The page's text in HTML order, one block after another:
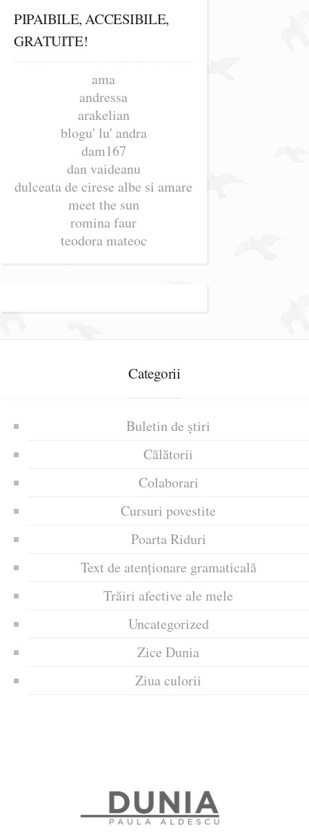
PIPAIBILE, ACCESIBILE,
GRATUITE!
ama
andressa
arakelian
blogu' lu' andra
dam167
dan vaideanu
dulceata de cirese albe si amare
meet the sun
romina faur
teodora mateoc
Categorii
Buletin de știri
Călătorii
Colaborari
Cursuri povestite
Poarta Riduri
Text de atenționare gramaticală
Trăiri afective ale mele
Uncategorized
Zice Dunia
Ziua culorii